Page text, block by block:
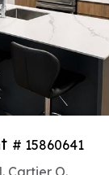
# 15860641
Cartier O.